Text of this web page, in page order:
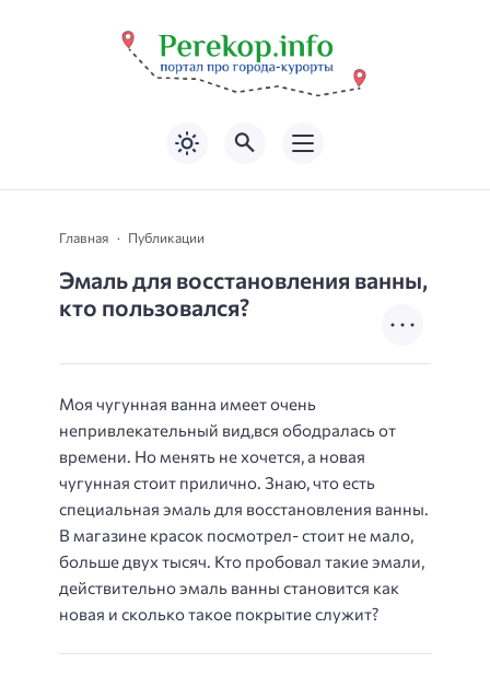
Главная Публикации
Эмаль для восстановления ванны,
кто пользовался?
Моя чугунная ванна имеет очень
непривлекательный вид,вся ободралась от
времени. Но менять не хочется, а новая
чугунная стоит прилично. Знаю, что есть
специальная эмаль для восстановления ванны.
В магазине красок посмотрел- стоит не мало,
больше двух тысяч. Кто пробовал такие эмали,
действительно эмаль ванны становится как
новая и сколько такое покрытие служит?